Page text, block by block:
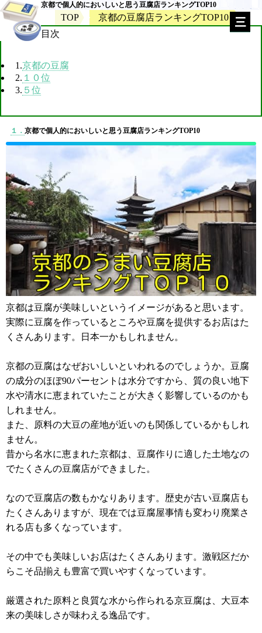
京都で個人的においしいと思う豆腐店ランキングTOP10
TOP
京都の豆腐店ランキングTOP10
目次
1.京都の豆腐
2. １０位
3. ５位
１． 京都で個人的においしいと思う豆腐店ランキングTOP10
京都は豆腐が美味しいというイメージがあると思います。
実際に豆腐を作っているところや豆腐を提供するお店はた
くさんあります。日本一かもしれません。
京都の豆腐はなぜおいしいといわれるのでしょうか。豆腐
の成分のほぼ90パーセントは水分ですから、質の良い地下
水や清水に恵まれていたことが大きく影響しているのかも
しれません。
また、原料の大豆の産地が近いのも関係しているかもしれ
ません。
昔から名水に恵まれた京都は、豆腐作りに適した土地なの
でたくさんの豆腐店ができました。
なので豆腐店の数もかなりあります。歴史が古い豆腐店も
たくさんありますが、現在では豆腐屋事情も変わり廃業さ
れる店も多くなっています。
その中でも美味しいお店はたくさんあります。激戦区だか
らこそ品揃えも豊富で買いやすくなっています。
厳選された原料と良質な水から作られる京豆腐は、大豆本
来の美味しさが味わえる逸品です。